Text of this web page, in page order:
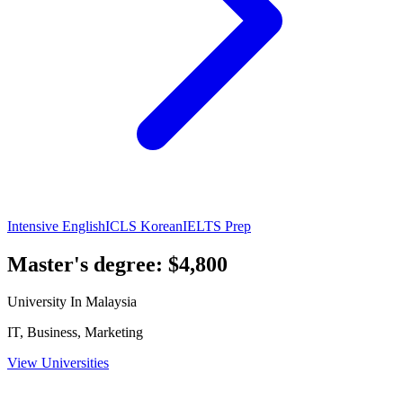
Intensive EnglishICLS KoreanIELTS Prep
Master's degree: $4,800
University In Malaysia
IT, Business, Marketing
View Universities